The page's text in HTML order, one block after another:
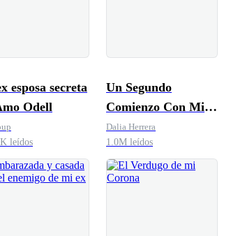
esposa secreta
Odell
leídos
Un Segundo
Comienzo Con Mi
Ex-esposo
Dalia Herrera
1.0M leídos